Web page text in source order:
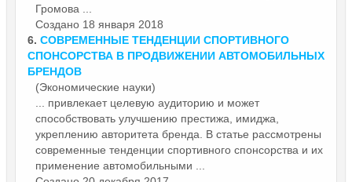
Громова ...
Создано 18 января 2018
6. СОВРЕМЕННЫЕ ТЕНДЕНЦИИ СПОРТИВНОГО
СПОНСОРСТВА В ПРОДВИЖЕНИИ АВТОМОБИЛЬНЫХ
БРЕНДОВ
(Экономические науки)
... привлекает целевую аудиторию и может
способствовать улучшению престижа, имиджа,
укреплению авторитета бренда. В статье рассмотрены
современные тенденции спортивного спонсорства и их
применение автомобильными ...